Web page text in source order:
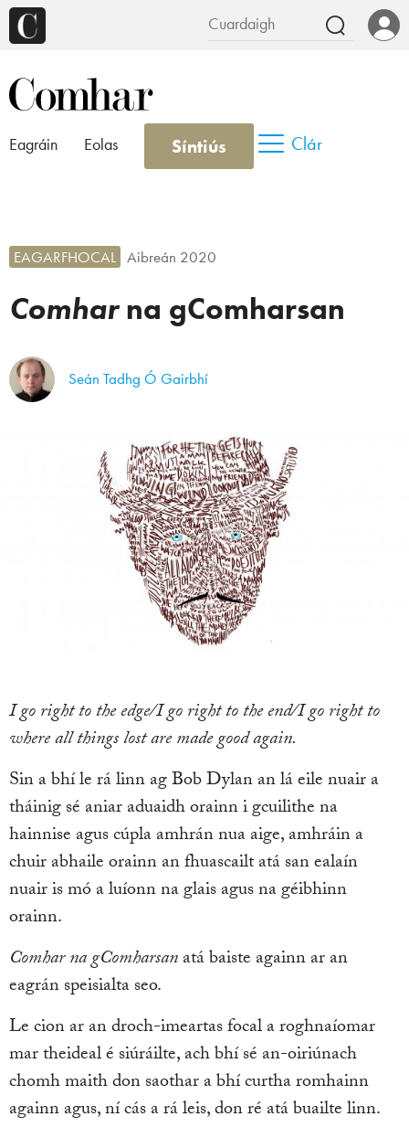
Eagráin Eolas Síntiús Clár
Comharna gComharsan
EAGARFHOCAL Aibreán 2020
Seán Tadhg Ó Gairbhí
I go right to the edge/I go right to the end/I go right to
where all things lost are made good again.
Sin a bhí le rá linn ag Bob Dylan an lá eile nuair a
tháinig sé aniar aduaidh orainn i gcuilithe na
hainnise agus cúpla amhrán nua aige, amhráin a
chuir abhaile orainn an fhuascailt atá san ealaín
nuair is mó a luíonn na glais agus na géibhinn
orainn.
Comhar na gComharsanatá baiste againn ar an
eagrán speisialta seo.
Le cion ar an droch-imeartas focal a roghnaíomar
mar theideal é siúráilte, ach bhí sé an-oiriúnach
chomh maith don saothar a bhí curtha romhainn
againn agus, ní cás a rá leis, don ré atá buailte linn.